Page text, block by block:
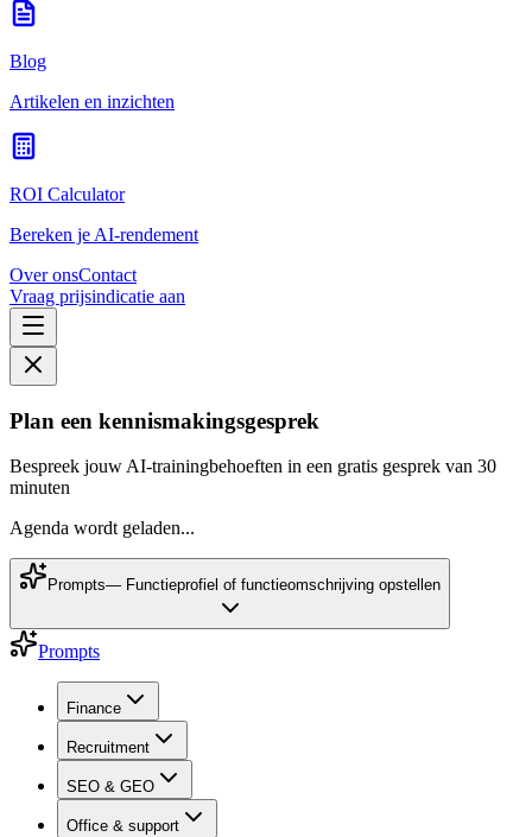
Blog
Artikelen en inzichten
ROI Calculator
Bereken je AI-rendement
Over onsContact
Vraag prijsindicatie aan
Plan een kennismakingsgesprek
Bespreek jouw AI-trainingbehoeften in een gratis gesprek van 30
minuten
Agenda wordt geladen...
Prompts— Functieprofiel of functieomschrijving opstellen
Prompts
Finance
Recruitment
SEO & GEO
Office & support